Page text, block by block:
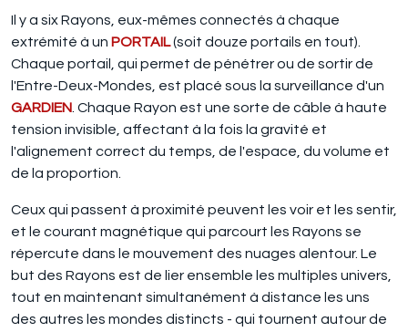
Il y a six Rayons, eux-mêmes connectés à chaque
extrémité à un PORTAIL(soit douze portails en tout).
Chaque portail, qui permet de pénétrer ou de sortir de
l'Entre-Deux-Mondes, est placé sous la surveillance d'un
GARDIEN . Chaque Rayon est une sorte de câble à haute
tension invisible, affectant à la fois la gravité et
l'alignement correct du temps, de l'espace, du volume et
de la proportion.
Ceux qui passent à proximité peuvent les voir et les sentir,
et le courant magnétique qui parcourt les Rayons se
répercute dans le mouvement des nuages alentour. Le
but des Rayons est de lier ensemble les multiples univers,
tout en maintenant simultanément à distance les uns
des autres les mondes distincts - qui tournent autour de